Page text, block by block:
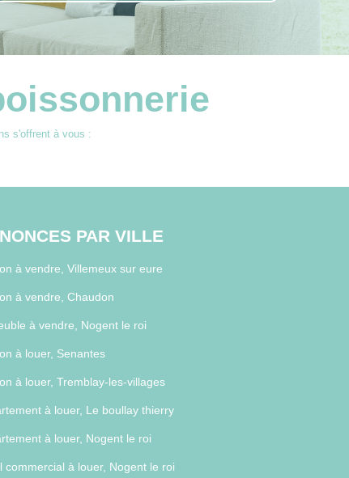
s'offrent à vous :
PAR VILLE
à vendre, Villemeux sur eure
à vendre, Chaudon
à vendre, Nogent le roi
à louer, Senantes
à louer, Tremblay-les-villages
à louer, Le boullay thierry
à louer, Nogent le roi
commercial à louer, Nogent le roi